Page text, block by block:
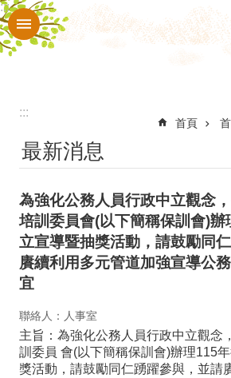
跳到主要內容區塊
進
認
校
入
網
站
行
政
:::
:::
首頁
最新消息
為強化公務人員行政中立觀念
培訓委員會(以下簡稱保訓會)辦
立宣導暨抽獎活動，請鼓勵同
賡續利用多元管道加強宣導公
宜
聯絡人：人事室
主旨：為強化公務人員行政中立觀念
訓委員 會(以下簡稱保訓會)辦理115
獎活動，請鼓勵同仁踴躍參與，並請